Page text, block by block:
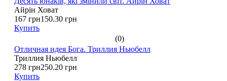
Айрін Ховат
167 грн150.30 грн
Купить
(0)
Отличная идея Бога. Триллия Ньюбелл
Триллия Ньюбелл
278 грн250.20 грн
Купить